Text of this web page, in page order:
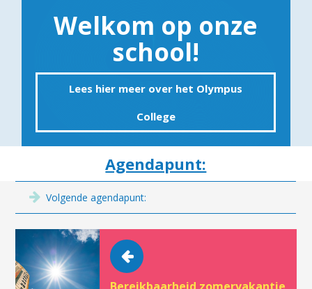
Welkom op onze
school!
Lees hier meer over het Olympus
College
Agendapunt:
Volgende agendapunt: